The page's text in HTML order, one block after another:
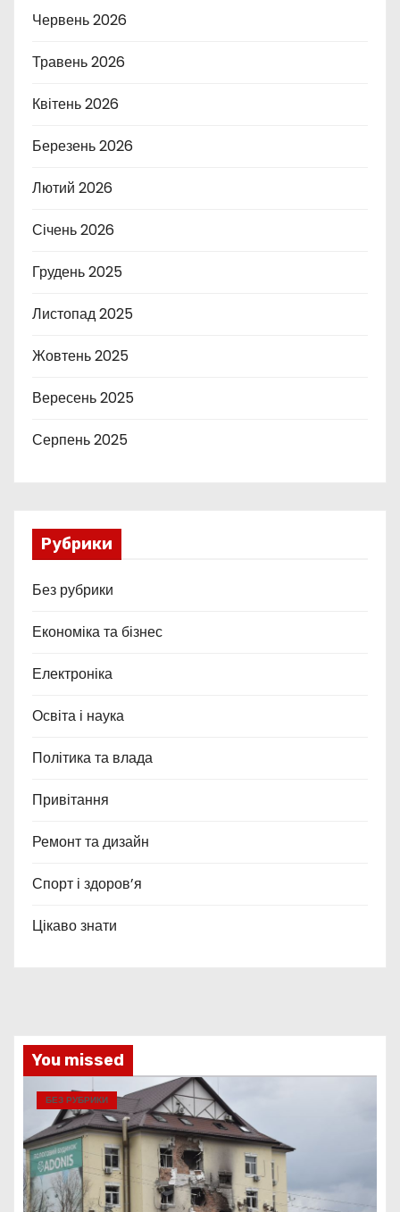
Червень 2026
Травень 2026
Квітень 2026
Березень 2026
Лютий 2026
Січень 2026
Грудень 2025
Листопад 2025
Жовтень 2025
Вересень 2025
Серпень 2025
Рубрики
Без рубрики
Економіка та бізнес
Електроніка
Освіта і наука
Політика та влада
Привітання
Ремонт та дизайн
Спорт і здоров’я
Цікаво знати
You missed
БЕЗ РУБРИКИ